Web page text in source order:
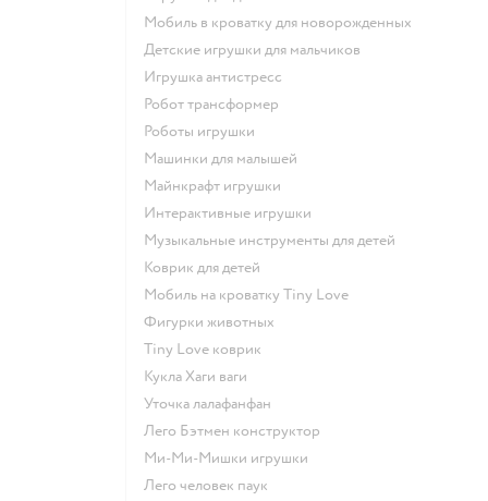
Мобиль в кроватку для новорожденных
Детские игрушки для мальчиков
Игрушка антистресс
Робот трансформер
Роботы игрушки
Машинки для малышей
Майнкрафт игрушки
Интерактивные игрушки
Музыкальные инструменты для детей
Коврик для детей
Мобиль на кроватку Tiny Love
Фигурки животных
Tiny Love коврик
Кукла Хаги ваги
Уточка лалафанфан
Лего Бэтмен конструктор
Ми-Ми-Мишки игрушки
Лего человек паук